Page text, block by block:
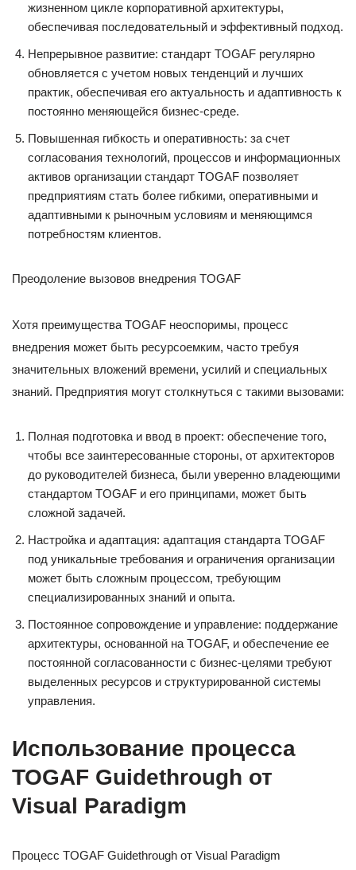
жизненном цикле корпоративной архитектуры,
обеспечивая последовательный и эффективный подход.
Непрерывное развитие: стандарт TOGAF регулярно
обновляется с учетом новых тенденций и лучших
практик, обеспечивая его актуальность и адаптивность к
постоянно меняющейся бизнес-среде.
Повышенная гибкость и оперативность: за счет
согласования технологий, процессов и информационных
активов организации стандарт TOGAF позволяет
предприятиям стать более гибкими, оперативными и
адаптивными к рыночным условиям и меняющимся
потребностям клиентов.
Преодоление вызовов внедрения TOGAF
Хотя преимущества TOGAF неоспоримы, процесс
внедрения может быть ресурсоемким, часто требуя
значительных вложений времени, усилий и специальных
знаний. Предприятия могут столкнуться с такими вызовами:
Полная подготовка и ввод в проект: обеспечение того,
чтобы все заинтересованные стороны, от архитекторов
до руководителей бизнеса, были уверенно владеющими
стандартом TOGAF и его принципами, может быть
сложной задачей.
Настройка и адаптация: адаптация стандарта TOGAF
под уникальные требования и ограничения организации
может быть сложным процессом, требующим
специализированных знаний и опыта.
Постоянное сопровождение и управление: поддержание
архитектуры, основанной на TOGAF, и обеспечение ее
постоянной согласованности с бизнес-целями требуют
выделенных ресурсов и структурированной системы
управления.
Использование процесса
TOGAF Guidethrough от
Visual Paradigm
Процесс TOGAF Guidethrough от Visual Paradigm